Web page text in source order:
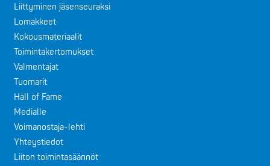
Liittyminen jäsenseuraksi
Lomakkeet
Kokousmateriaalit
Toimintakertomukset
Valmentajat
Tuomarit
Hall of Fame
Medialle
Voimanostaja-lehti
Yhteystiedot
Liiton toimintasäännöt